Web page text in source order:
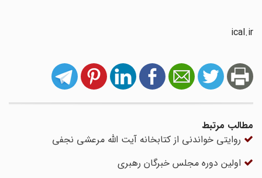
ical.ir
مطالب مرتبط
روایتی خواندنی از کتابخانه آیت الله مرعشی نجفی
اولین دوره مجلس خبرگان رهبری